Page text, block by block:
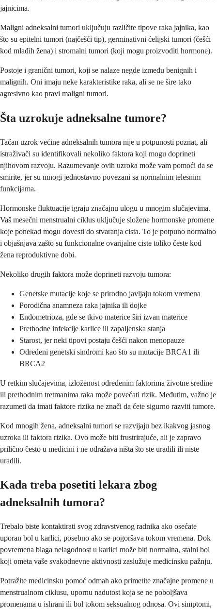
jajnicima.
Maligni adneksalni tumori uključuju različite tipove raka jajnika, kao
što su epitelni tumori (najčešći tip), germinativni ćelijski tumori (češći
kod mlađih žena) i stromalni tumori (koji mogu proizvoditi hormone).
Postoje i granični tumori, koji se nalaze negde između benignih i
malignih. Oni imaju neke karakteristike raka, ali se ne šire tako
agresivno kao pravi maligni tumori.
Šta uzrokuje adneksalne tumore?
Tačan uzrok većine adneksalnih tumora nije u potpunosti poznat, ali
istraživači su identifikovali nekoliko faktora koji mogu doprineti
njihovom razvoju. Razumevanje ovih uzroka može vam pomoći da se
smirite, jer su mnogi jednostavno povezani sa normalnim telesnim
funkcijama.
Hormonske fluktuacije igraju značajnu ulogu u mnogim slučajevima.
Vaš mesečni menstrualni ciklus uključuje složene hormonske promene
koje ponekad mogu dovesti do stvaranja cista. To je potpuno normalno
i objašnjava zašto su funkcionalne ovarijalne ciste toliko česte kod
žena reproduktivne dobi.
Nekoliko drugih faktora može doprineti razvoju tumora:
Genetske mutacije koje se prirodno javljaju tokom vremena
Porodična anamneza raka jajnika ili dojke
Endometrioza, gde se tkivo materice širi izvan materice
Prethodne infekcije karlice ili zapaljenska stanja
Starost, jer neki tipovi postaju češći nakon menopauze
Određeni genetski sindromi kao što su mutacije BRCA1 ili
BRCA2
U retkim slučajevima, izloženost određenim faktorima životne sredine
ili prethodnim tretmanima raka može povećati rizik. Međutim, važno je
razumeti da imati faktore rizika ne znači da ćete sigurno razviti tumore.
Kod mnogih žena, adneksalni tumori se razvijaju bez ikakvog jasnog
uzroka ili faktora rizika. Ovo može biti frustrirajuće, ali je zapravo
prilično često u medicini i ne odražava ništa što ste uradili ili niste
uradili.
Kada treba posetiti lekara zbog
adneksalnih tumora?
Trebalo biste kontaktirati svog zdravstvenog radnika ako osećate
uporan bol u karlici, posebno ako se pogoršava tokom vremena. Dok
povremena blaga nelagodnost u karlici može biti normalna, stalni bol
koji ometa vaše svakodnevne aktivnosti zaslužuje medicinsku pažnju.
Potražite medicinsku pomoć odmah ako primetite značajne promene u
menstrualnom ciklusu, upornu nadutost koja se ne poboljšava
promenama u ishrani ili bol tokom seksualnog odnosa. Ovi simptomi,